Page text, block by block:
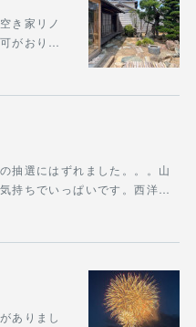
き家リノ
がおり…
抽選にはずれました。。。山
持ちでいっぱいです。西洋…
ありまし